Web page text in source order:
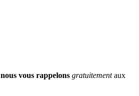
nous vous rappelons gratuitementaux